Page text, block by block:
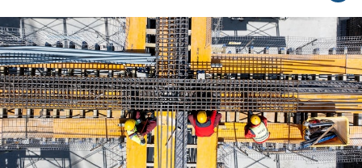
Kliknij, aby powiększyć